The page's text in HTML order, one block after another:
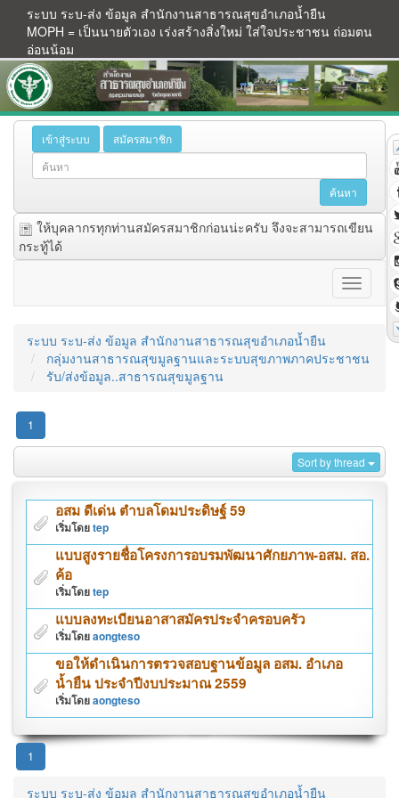
ระบบ ระบ-ส่ง ข้อมูล สำนักงานสาธารณสุขอำเภอน้ำยืน
MOPH = เป็นนายตัวเอง เร่งสร้างสิ่งใหม่ ใส่ใจประชาชน ถ่อมตน
อ่อนน้อม
เข้าสู่ระบบ สมัครสมาชิก
ให้บุคลากรทุกท่านสมัครสมาชิกก่อนน่ะครับ จึงจะสามารถเขียน
กระทู้ได้
ระบบ ระบ-ส่ง ข้อมูล สำนักงานสาธารณสุขอำเภอน้ำยืน
กลุ่มงานสาธารณสุขมูลฐานและระบบสุขภาพภาคประชาชน
รับ/ส่งข้อมูล..สาธารณสุขมูลฐาน
1
Sort by thread
อสม ดีเด่น ตำบลโดมประดิษฐ์ 59
เริ่มโดยtep
แบบสูงรายชื่อโครงการอบรมพัฒนาศักยภาพ-อสม. สอ.
ค้อ
เริ่มโดยtep
แบบลงทะเบียนอาสาสมัครประจำครอบครัว
เริ่มโดยaongteso
ขอให้ดำเนินการตรวจสอบฐานข้อมูล อสม. อำเภอ
น้ำยืน ประจำปีงบประมาณ 2559
เริ่มโดยaongteso
1
ระบบ ระบ-ส่ง ข้อมูล สำนักงานสาธารณสุขอำเภอน้ำยืน